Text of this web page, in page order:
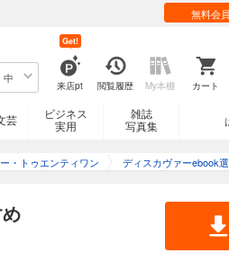
無料会
中
来店pt
Get!
閲覧履歴 My本棚 カート
芸
ビジネス
実用
雑誌
写真集
・トゥエンティワン ディスカヴァーebook